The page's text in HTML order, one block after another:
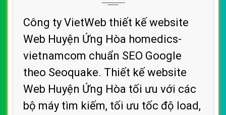
Công ty VietWeb thiết kế website
Web Huyện Ứng Hòa homedics-
vietnamcom chuẩn SEO Google
theo Seoquake. Thiết kế website
Web Huyện Ứng Hòa tối ưu với các
bộ máy tìm kiếm, tối ưu tốc độ load,